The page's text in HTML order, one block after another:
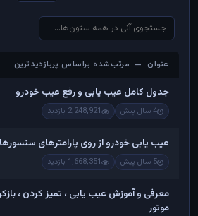
عنوان — مرتب‌شده براساس پربازدیدترین
عنوان — مرتب‌شده براساس پربازدیدترین
جدول کامل عیب یابی و رفع عیب خودرو
4 سال پیش 2,248,921 بازدید
عیب یابی خودرو از روی پارامترهای
5 سال پیش 1,668,351 بازدید
معرفی و آموزش عیب یابی ، تمیز کردن ،
موتور